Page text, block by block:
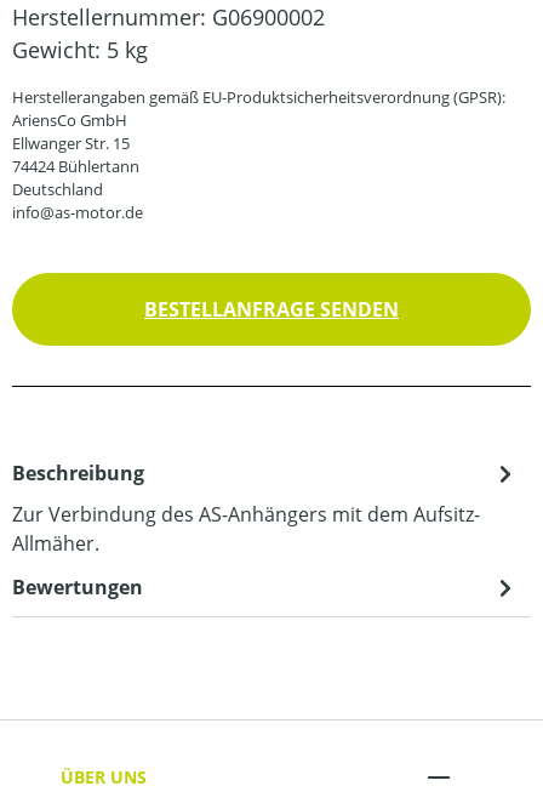
Herstellernummer: G06900002
Gewicht: 5 kg
Herstellerangaben gemäß EU-Produktsicherheitsverordnung (GPSR):
AriensCo GmbH
Ellwanger Str. 15
74424 Bühlertann
Deutschland
info@as-motor.de
BESTELLANFRAGE SENDEN
Beschreibung
Zur Verbindung des AS-Anhängers mit dem Aufsitz-
Allmäher.
Bewertungen
ÜBER UNS